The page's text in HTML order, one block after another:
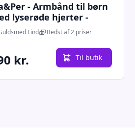
- Armbånd til børn
lyserøde hjerter -
Lind Bedst af 2 priser
kr. Til butik